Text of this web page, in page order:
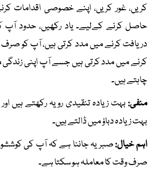
کریں، غور کریں، اپنے خصوصی اقدامات
حاصل کرنے کےلیے۔ یاد رکھیں، حدود آپ کو
دریافت کرنے میں مدد کرتی ہیں، آپ کو صرف
کرنے میں مدد کرتی ہیں جسے آپ اپنی
چاہتے ہیں۔
منفی:بہت زیادہ تنقیدی رویہ رکھتے ہیں
بہت زیادہ دباؤ میں ڈالتے ہیں۔
اہم خیال:صبر یہ جاننا ہے کہ آپ کی
صرف وقت کا معاملہ ہو سکتا ہے۔